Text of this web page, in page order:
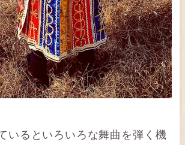
いるといろいろな舞曲を弾く機